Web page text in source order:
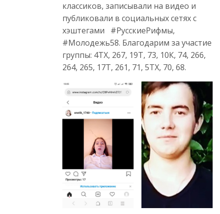
классиков, записывали на видео и
публиковали в социальных сетях с
хэштегами #РусскиеРифмы,
#Молодежь58. Благодарим за участие
группы: 4ТХ, 267, 19Т, 73, 10К, 74, 266,
264, 265, 17Т, 261, 71, 5ТХ, 70, 68.